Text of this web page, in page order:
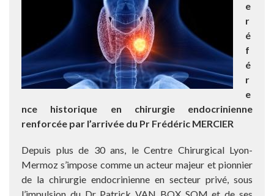
e
r
é
f
é
r
e
nce historique en chirurgie endocrinienne
renforcée par l’arrivée du Pr Frédéric MERCIER
Depuis plus de 30 ans, le Centre Chirurgical Lyon-
Mermoz s’impose comme un acteur majeur et pionnier
de la chirurgie endocrinienne en secteur privé, sous